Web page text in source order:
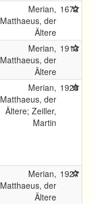
Merian,
Matthaeus, der
Ältere
1672
Merian,
Matthaeus, der
Ältere
1913
Merian,
Matthaeus, der
Ältere; Zeiller,
Martin
1925
Merian,
Matthaeus, der
Ältere
1927